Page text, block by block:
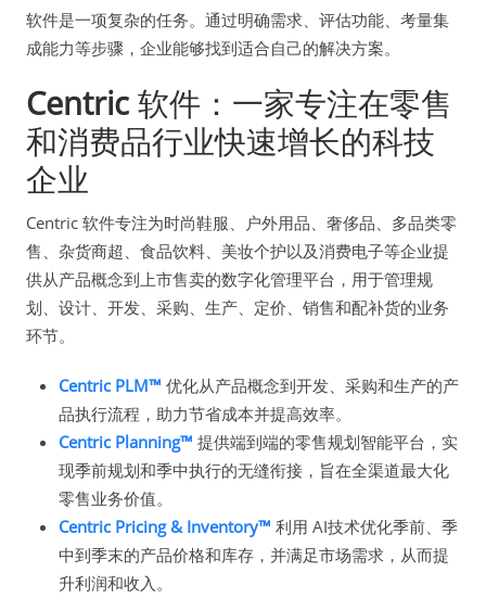
软件是一项复杂的任务。通过明确需求、评估功能、考量集
成能力等步骤，企业能够找到适合自己的解决方案。
Centric 软件：一家专注在零售
和消费品行业快速增长的科技
企业
Centric 软件专注为时尚鞋服、户外用品、奢侈品、多品类零
售、杂货商超、食品饮料、美妆个护以及消费电子等企业提
供从产品概念到上市售卖的数字化管理平台，用于管理规
划、设计、开发、采购、生产、定价、销售和配补货的业务
环节。
Centric PLM™ 优化从产品概念到开发、采购和生产的产
品执行流程，助力节省成本并提高效率。
Centric Planning™ 提供端到端的零售规划智能平台，实
现季前规划和季中执行的无缝衔接，旨在全渠道最大化
零售业务价值。
Centric Pricing & Inventory™ 利用 AI技术优化季前、季
中到季末的产品价格和库存，并满足市场需求，从而提
升利润和收入。